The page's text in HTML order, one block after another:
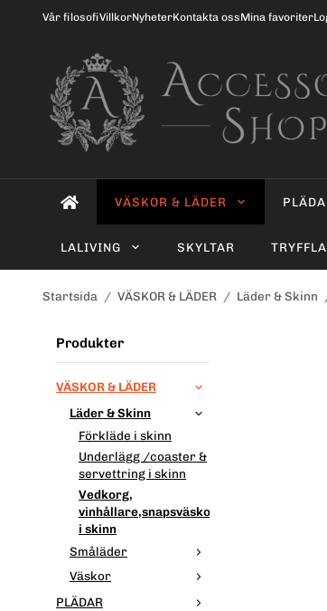
Vår filosofiVillkorNyheterKontakta ossMina favoriter
VÄSKOR & LÄDER
LALIVING SKYLTAR
Startsida / VÄSKOR & LÄDER / Läder & Skinn
Produkter
VÄSKOR & LÄDER
Läder & Skinn
Förkläde i skinn
Underlägg /coaster &
servettring i skinn
Vedkorg,
vinhållare,snapsväskor
i skinn
Småläder
Väskor
PLÄDAR